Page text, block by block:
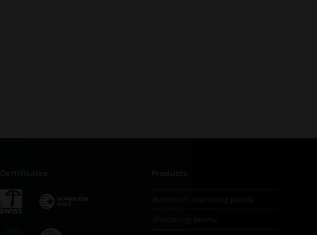
Certificates Products
Buttholz® shuttering panels
Shuttering beams